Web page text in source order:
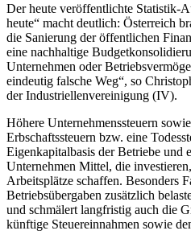
Der heute veröffentlichte Statistik-
heute“ macht deutlich: Österreich
die Sanierung der öffentlichen
eine nachhaltige
Unternehmen oder
eindeutig falsche Weg“, so
der Industriellenvereinigung (IV).
Höhere Unternehmenssteuern
Erbschaftssteuern bzw. eine
Eigenkapitalbasis der Betriebe und
Unternehmen Mittel, die
Arbeitsplätze schaffen. Besonders
Betriebsübergaben zusätzlich
und schmälert langfristig auch die
künftige Steuereinnahmen sowie